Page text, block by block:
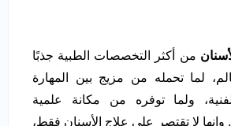
من أكثر التخصصات الطبية جذبًا
لما تحمله من مزيج بين المهارة
ولما توفره من مكانة علمية
وإنها لا تقتصر على علاج الأسنان فقط،